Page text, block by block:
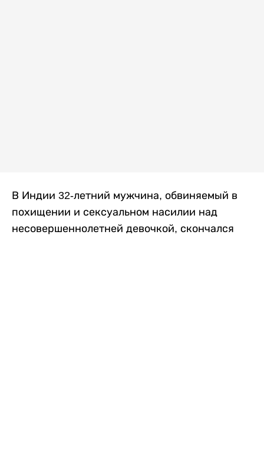
В Индии 32-летний мужчина, обвиняемый в
похищении и сексуальном насилии над
несовершеннолетней девочкой, скончался